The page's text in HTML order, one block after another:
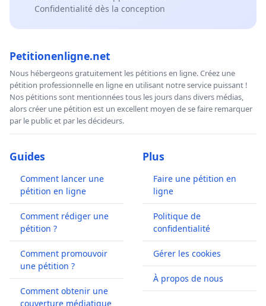
Confidentialité dès la conception
Petitionenligne.net
Nous hébergeons gratuitement les pétitions en ligne. Créez une
pétition professionnelle en ligne en utilisant notre service puissant !
Nos pétitions sont mentionnées tous les jours dans divers médias,
alors créer une pétition est un excellent moyen de se faire remarquer
par le public et par les décideurs.
Guides
Comment lancer une
pétition en ligne
Comment rédiger une
pétition ?
Comment promouvoir
une pétition ?
Comment obtenir une
couverture médiatique
Plus
Faire une pétition en
ligne
Politique de
confidentialité
Gérer les cookies
À propos de nous